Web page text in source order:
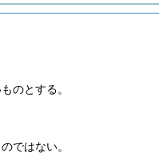
のとする。
ではない。